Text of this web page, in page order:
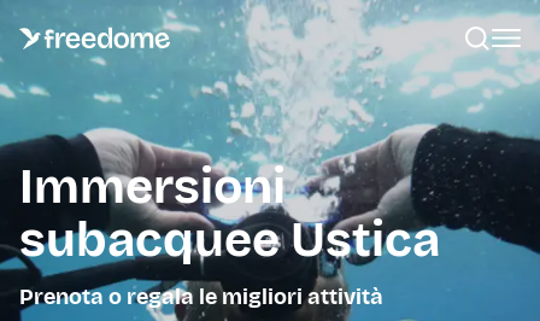
Immersioni
subacquee Ustica
Prenota o regala le migliori attività